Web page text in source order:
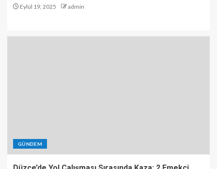
Eylül 19, 2025 admin
GÜNDEM